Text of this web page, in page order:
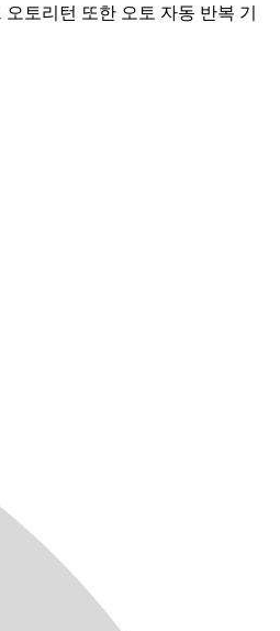
토리턴 또한 오토 자동 반복 기